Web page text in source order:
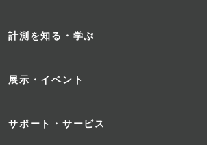
メ
ュ
ー
計測を知る・学ぶ
展示・イベント
サポート・サービス